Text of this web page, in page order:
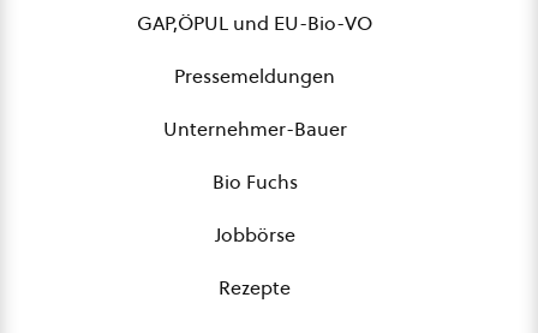
GAP,ÖPUL und EU-Bio-VO
Pressemeldungen
Unternehmer-Bauer
Bio Fuchs
Jobbörse
Rezepte